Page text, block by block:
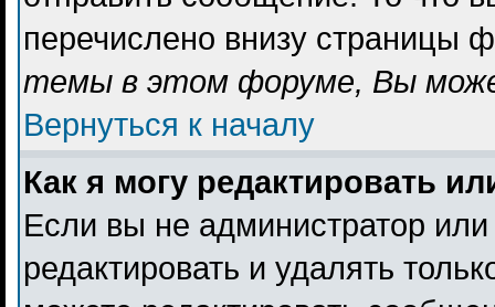
перечислено внизу страницы
темы в этом форуме, Вы
Вернуться к началу
Как я могу редактировать
Если вы не администратор
редактировать и удалять